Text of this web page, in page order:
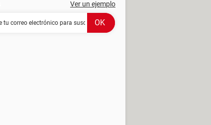
Ver un ejemplo